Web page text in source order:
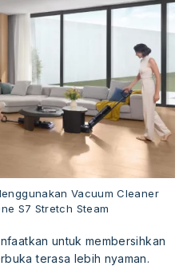
Vacuum Cleaner
S7 Stretch Steam
untuk membersihkan
terasa lebih nyaman.